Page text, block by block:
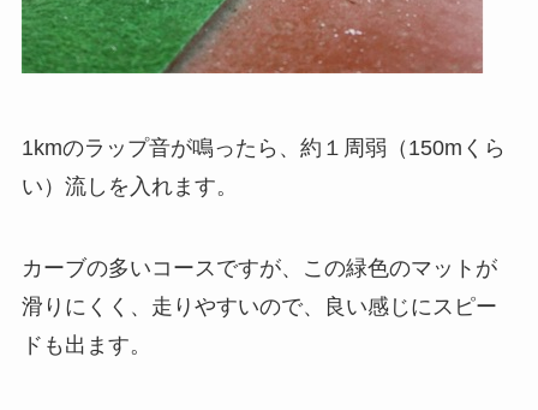
1kmのラップ音が鳴ったら、約１周弱（150mくら
い）流しを入れます。
カーブの多いコースですが、この緑色のマットが
滑りにくく、走りやすいので、良い感じにスピー
ドも出ます。